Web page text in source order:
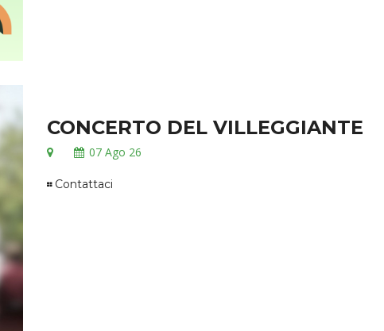
CONCERTO DEL VILLEGGIANTE
07 Ago 26
Contattaci